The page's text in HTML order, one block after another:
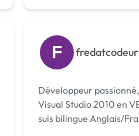
F fredatcodeur
Développeur
Visual Studio 2010 en
suis bilingue Anglais/